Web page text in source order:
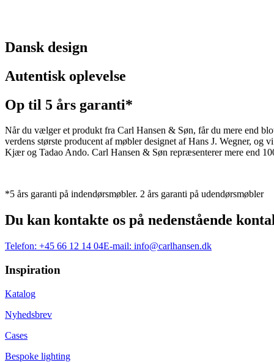
Dansk design
Autentisk oplevelse
Op til 5 års garanti*
Når du vælger et produkt fra Carl Hansen & Søn, får du mere end
verdens største producent af møbler designet af Hans J. Wegner,
Kjær og Tadao Ando. Carl Hansen & Søn repræsenterer mere end
*5 års garanti på indendørsmøbler. 2 års garanti på udendørsmøbler
Du kan kontakte os på nedenstående
Telefon: +45 66 12 14 04E-mail: info@carlhansen.dk
Inspiration
Katalog
Nyhedsbrev
Cases
Bespoke lighting